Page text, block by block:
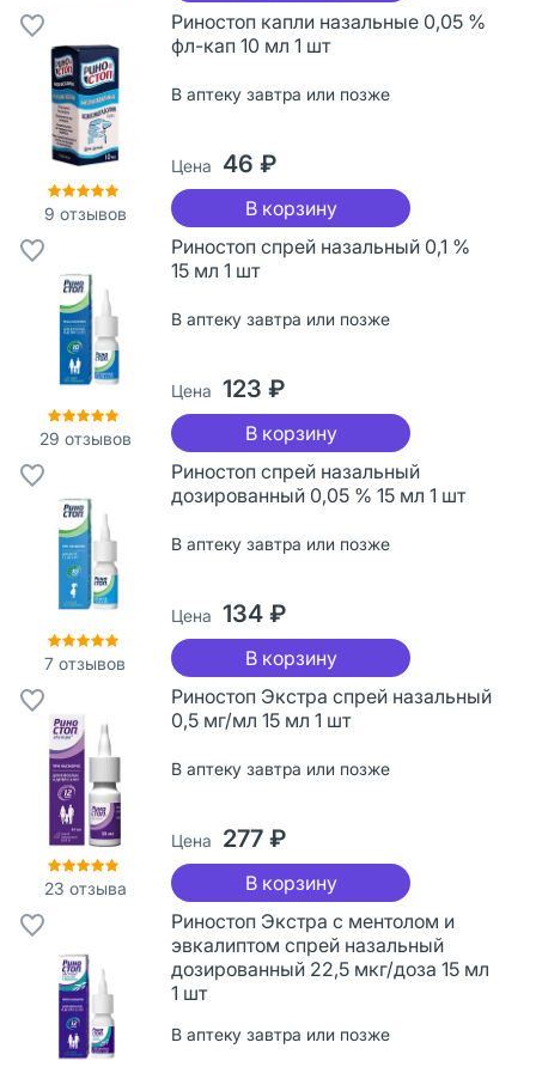
9 отзывов
Риностоп капли назальные 0,05 %
фл-кап 10 мл 1 шт
В аптеку завтра или позже
Цена 46 ₽
В корзину
29 отзывов
Риностоп спрей назальный 0,1 %
15 мл 1 шт
В аптеку завтра или позже
Цена 123 ₽
В корзину
7 отзывов
Риностоп спрей назальный
дозированный 0,05 % 15 мл 1 шт
В аптеку завтра или позже
Цена 134 ₽
В корзину
23 отзыва
Риностоп Экстра спрей назальный
0,5 мг/мл 15 мл 1 шт
В аптеку завтра или позже
Цена 277 ₽
В корзину
Риностоп Экстра с ментолом и
эвкалиптом спрей назальный
дозированный 22,5 мкг/доза 15 мл
1 шт
В аптеку завтра или позже